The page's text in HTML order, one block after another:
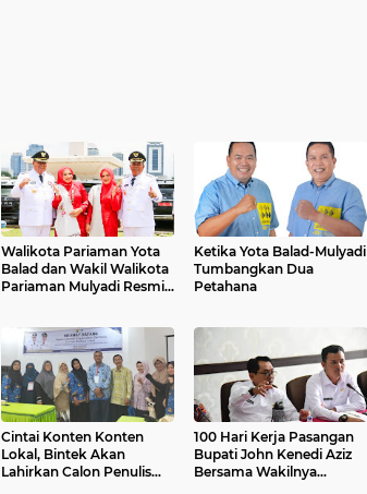
Walikota Pariaman Yota
Balad dan Wakil Walikota
Pariaman Mulyadi Resmi
Tahun Kedepan Pimpin
Kota Pariaman
Ketika Yota Balad-Mulyadi
Tumbangkan Dua
Petahana
Cintai Konten Konten
Lokal, Bintek Akan
Lahirkan Calon Penulis
100 Hari Kerja Pasangan
Bupati John Kenedi Aziz
Bersama Wakilnya